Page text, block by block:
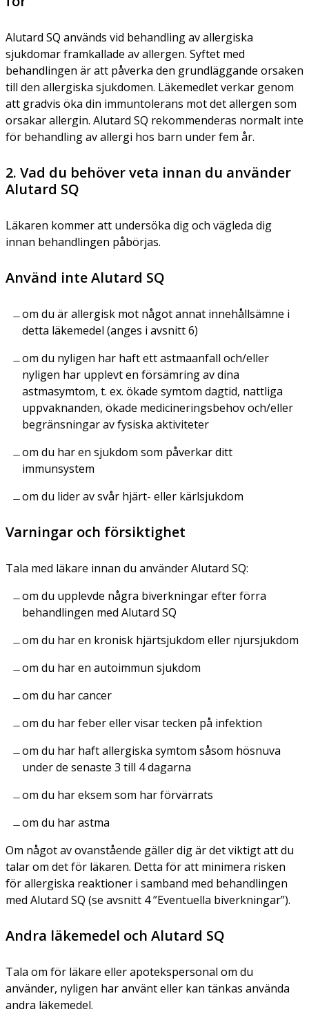
Alutard SQ används vid behandling av allergiska
sjukdomar framkallade av allergen. Syftet med
behandlingen är att påverka den grundläggande orsaken
till den allergiska sjukdomen. Läkemedlet verkar genom
att gradvis öka din immuntolerans mot det allergen som
orsakar allergin. Alutard SQ rekommenderas normalt inte
för behandling av allergi hos barn under fem år.
2. Vad du behöver veta innan du använder
Alutard SQ
Läkaren kommer att undersöka dig och vägleda dig
innan behandlingen påbörjas.
Använd inte Alutard SQ
om du är allergisk mot något annat innehållsämne i
detta läkemedel (anges i avsnitt 6)
om du nyligen har haft ett astmaanfall och/eller
nyligen har upplevt en försämring av dina
astmasymtom, t. ex. ökade symtom dagtid, nattliga
uppvaknanden, ökade medicineringsbehov och/eller
begränsningar av fysiska aktiviteter
om du har en sjukdom som påverkar ditt
immunsystem
om du lider av svår hjärt- eller kärlsjukdom
Varningar och försiktighet
Tala med läkare innan du använder Alutard SQ:
om du upplevde några biverkningar efter förra
behandlingen med Alutard SQ
om du har en kronisk hjärtsjukdom eller njursjukdom
om du har en autoimmun sjukdom
om du har cancer
om du har feber eller visar tecken på infektion
om du har haft allergiska symtom såsom hösnuva
under de senaste 3 till 4 dagarna
om du har eksem som har förvärrats
om du har astma
Om något av ovanstående gäller dig är det viktigt att du
talar om det för läkaren. Detta för att minimera risken
för allergiska reaktioner i samband med behandlingen
med Alutard SQ (se avsnitt 4 ”Eventuella biverkningar”).
Andra läkemedel och Alutard SQ
Tala om för läkare eller apotekspersonal om du
använder, nyligen har använt eller kan tänkas använda
andra läkemedel.